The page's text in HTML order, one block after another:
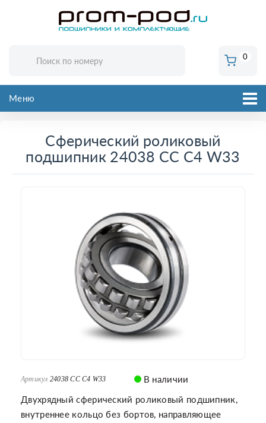
0
Меню
Сферический роликовый
подшипник 24038 CC C4 W33
Артикул 24038 CC C4 W33
В наличии
Двухрядный сферический роликовый подшипник,
внутреннее кольцо без бортов, направляющее